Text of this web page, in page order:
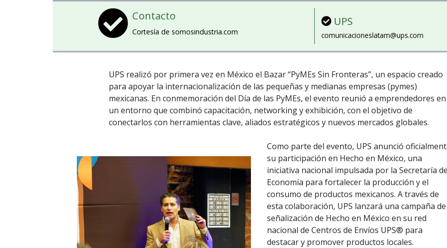
Contacto
Cortesía de somosindustria.com
UPS
comunicacioneslatam@ups.com
UPS realizó por primera vez en México el Bazar “PyMEs Sin Fronteras”, un espacio creado
para apoyar la internacionalización de las pequeñas y medianas empresas (pymes)
mexicanas. En conmemoración del Día de las PyMEs, el evento reunió a emprendedores en
un entorno que combinó capacitación, networking y exhibición, con el objetivo de
conectarlos con herramientas clave, aliados estratégicos y nuevos mercados globales.
Como parte del evento, UPS anunció
su participación en Hecho en México, una
iniciativa nacional impulsada por la Secretaría
Economía para fortalecer la producción y el
consumo de productos mexicanos. A través de
esta colaboración, UPS lanzará una campaña de
señalización de Hecho en México en su red
nacional de Centros de Envíos UPS® para
destacar y promover productos locales.